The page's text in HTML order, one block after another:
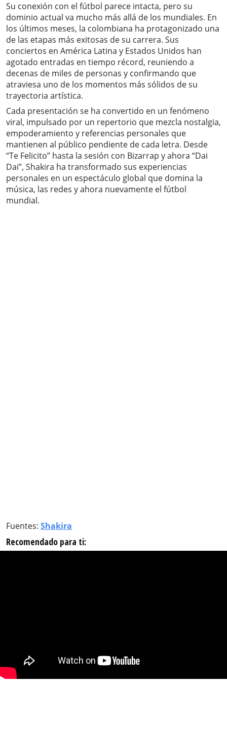
Su conexión con el fútbol parece intacta, pero su
dominio actual va mucho más allá de los mundiales. En
los últimos meses, la colombiana ha protagonizado una
de las etapas más exitosas de su carrera. Sus
conciertos en América Latina y Estados Unidos han
agotado entradas en tiempo récord, reuniendo a
decenas de miles de personas y confirmando que
atraviesa uno de los momentos más sólidos de su
trayectoria artística.
Cada presentación se ha convertido en un fenómeno
viral, impulsado por un repertorio que mezcla nostalgia,
empoderamiento y referencias personales que
mantienen al público pendiente de cada letra. Desde
“Te Felicito” hasta la sesión con Bizarrap y ahora “Dai
Dai”, Shakira ha transformado sus experiencias
personales en un espectáculo global que domina la
música, las redes y ahora nuevamente el fútbol
mundial.
Fuentes: Shakira
Recomendado para ti: